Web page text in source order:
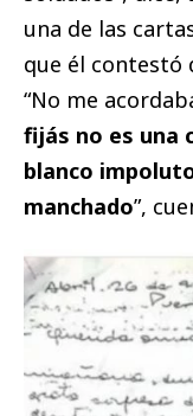
una de las
que él contestó
“No me
fijás no es una
blanco
manchado”,